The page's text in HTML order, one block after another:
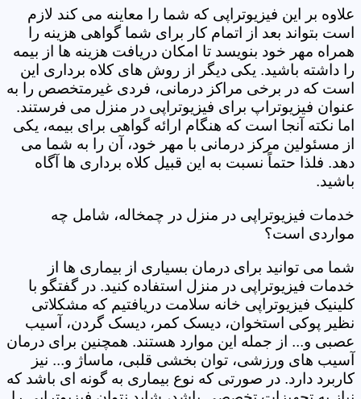
علاوه بر این فیزیوتراپی که شما را معاینه می کند لازم
است بتواند بعد از اتمام کار برای شما گواهی هزینه را
همراه مهر خود بنویسد تا امکان دریافت هزینه ها از بیمه
را داشته باشید. یکی دیگر از روش های کلاه برداری این
است که در برخی مراکز درمانی، فردی غیرمتخصص را به
عنوان فیزیوتراپ برای فیزیوتراپی در منزل می فرستند.
اما نکته آنجا است که هنگام ارائه گواهی برای بیمه، یکی
از مسئولین مرکز درمانی با مهر خود، آن را به شما می
دهد. فلذا حتماً نسبت به این قبیل کلاه برداری ها آگاه
باشید.
خدمات فیزیوتراپی در منزل در چمخاله، شامل چه
مواردی است؟
شما می توانید برای درمان بسیاری از بیماری ها از
خدمات فیزیوتراپی در منزل استفاده کنید. در گفتگو با
کلینیک فیزیوتراپی خانه سلامت دریافتیم که مشکلاتی
نظیر پوکی استخوان، دیسک کمر، دیسک گردن، آسیب
عصبی و... از جمله این موارد هستند. همچنین برای درمان
آسیب های ورزشی، توان بخشی قلبی، ماساژ و... نیز
کاربرد دارد. در صورتی که نوع بیماری به گونه ای باشد که